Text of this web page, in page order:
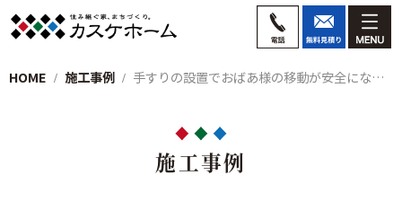
HOME 施工事例 手すりの設置でおばあ様の移動が安全になり…
施工事例